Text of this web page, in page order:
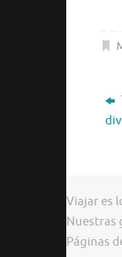
Viajar es
Nuestras
Páginas